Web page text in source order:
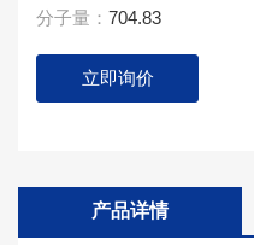
分子量： 704.83
立即询价
产品详情